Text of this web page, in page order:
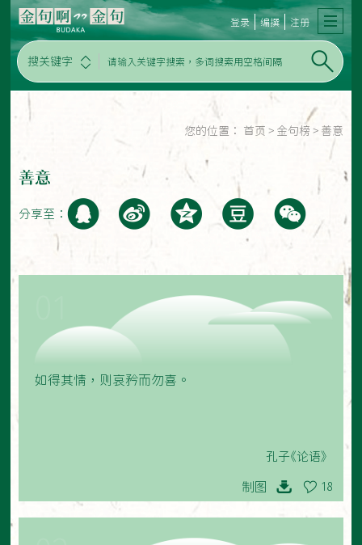
搜关键字
登录 编撰 注册
您的位置： 首页 > 金句榜 > 善意
善意
分享至：
如得其情，则哀矜而勿喜。
孔子《论语》
制图 18